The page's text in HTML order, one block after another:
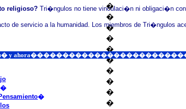
religioso? Tri�ngulos no tiene vinculaci�n ni obligaci�n con
de servicio a la humanidad. Los miembros de Tri�ngulos
aqu� y
�
�
�
�
�
�
�
�
�
�
�
�